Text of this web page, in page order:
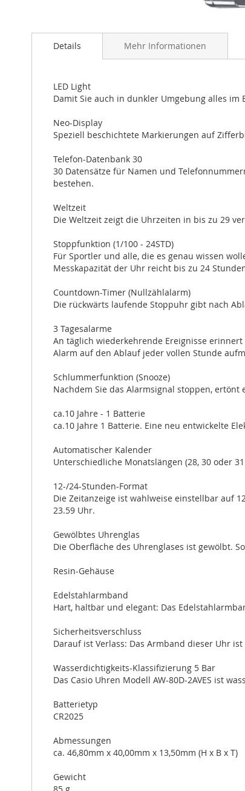
Anfang
Details
LED Light
Damit Sie auch in dunkler Umgebung alles
Neo-Display
Speziell beschichtete Markierungen auf
Telefon-Datenbank 30
30 Datensätze für Namen und
bestehen.
Weltzeit
Die Weltzeit zeigt die Uhrzeiten in bis zu 29
Stoppfunktion (1/100 - 24STD)
Für Sportler und alle, die es genau wissen
Messkapazität der Uhr reicht bis zu 24
Countdown-Timer (Nullzählalarm)
Die rückwärts laufende Stoppuhr gibt nach
3 Tagesalarme
An täglich wiederkehrende Ereignisse
Alarm auf den Ablauf jeder vollen Stunde
Schlummerfunktion (Snooze)
Nachdem Sie das Alarmsignal stoppen,
ca.10 Jahre - 1 Batterie
ca.10 Jahre 1 Batterie. Eine neu entwickelte
Automatischer Kalender
Unterschiedliche Monatslängen (28, 30 oder
12-/24-Stunden-Format
Die Zeitanzeige ist wahlweise einstellbar auf
23.59 Uhr.
Gewölbtes Uhrenglas
Die Oberfläche des Uhrenglases ist gewölbt.
Resin-Gehäuse
Edelstahlarmband
Hart, haltbar und elegant: Das
Sicherheitsverschluss
Darauf ist Verlass: Das Armband dieser Uhr
Wasserdichtigkeits-Klassifizierung 5 Bar
Das Casio Uhren Modell AW-80D-2AVES ist
Batterietyp
CR2025
Abmessungen
ca. 46,80mm x 40,00mm x 13,50mm (H x B x T)
Gewicht
Mehr Informationen